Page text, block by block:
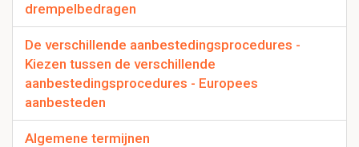
drempelbedragen
De verschillende aanbestedingsprocedures -
Kiezen tussen de verschillende
aanbestedingsprocedures - Europees
aanbesteden
Algemene termijnen